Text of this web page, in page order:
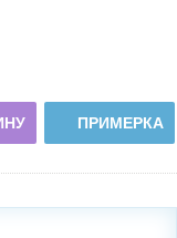
ПРИМЕРКА